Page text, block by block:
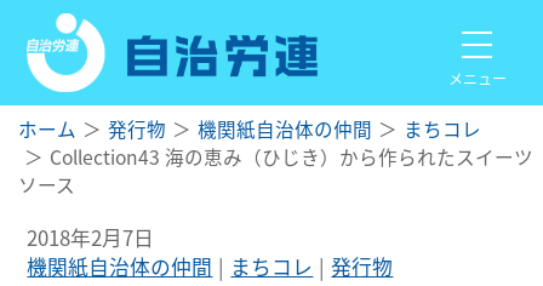
メニュー
ホーム 発行物 機関紙自治体の仲間
まちコレ
Collection43 海の恵み（ひじき）から作られたスイーツ
ソース
2018年2月7日
機関紙自治体の仲間
まちコレ 発行物